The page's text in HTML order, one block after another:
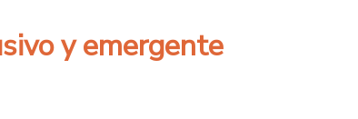
y emergente